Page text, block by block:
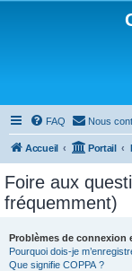
FAQ Nous
Accueil Portail
Foire aux
fréquemment)
Problèmes de connexion
Pourquoi dois-je
Que signifie COPPA ?